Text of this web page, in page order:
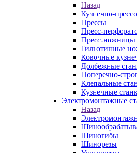
Назад
Кузнечно-
Прессы
Пресс-
Пресс-ножницы
Гильотинные
Ковочные
Долбежные
Поперечно-
Клепальные
Кузнечные
Электромонтажные
Назад
Шиногибы
Шинорезы